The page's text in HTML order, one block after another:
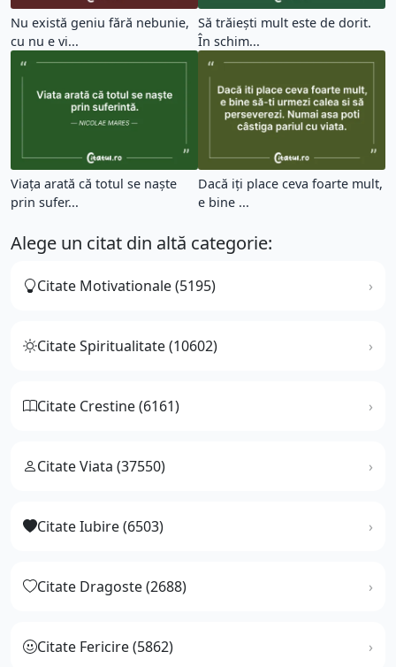
Nu există geniu fără nebunie,
cu nu e vi...
Să trăiești mult este de dorit.
În schim...
Viața arată că totul se naşte
prin sufer...
Dacă iți place ceva foarte mult,
e bine ...
Alege un citat din altă categorie:
Citate Motivationale (5195)
Citate Spiritualitate (10602)
Citate Crestine (6161)
Citate Viata (37550)
Citate Iubire (6503)
Citate Dragoste (2688)
Citate Fericire (5862)